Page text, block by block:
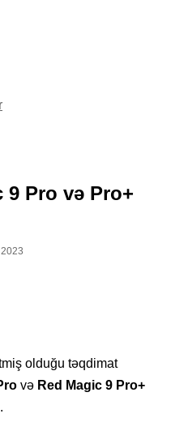
9 Pro və Pro+
olduğu təqdimat
və Red Magic 9 Pro+